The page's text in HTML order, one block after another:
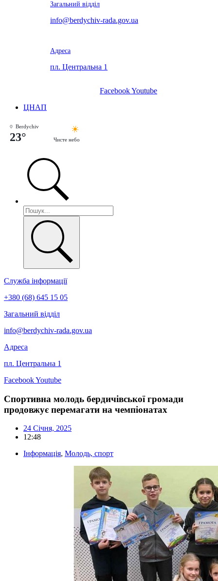
Загальний відділ
info@berdychiv-rada.gov.ua
Адреса
пл. Центральна 1
FacebookYoutube
ЦНАП
Berdychiv
23° Чисте небо
Служба інформації
+380 (68) 645 15 05
Загальний відділ
info@berdychiv-rada.gov.ua
Адреса
пл. Центральна 1
FacebookYoutube
Спортивна молодь бердичівської громади
продовжує перемагати на чемпіонатах
24 Січня, 2025
12:48
Інформація, Молодь, спорт